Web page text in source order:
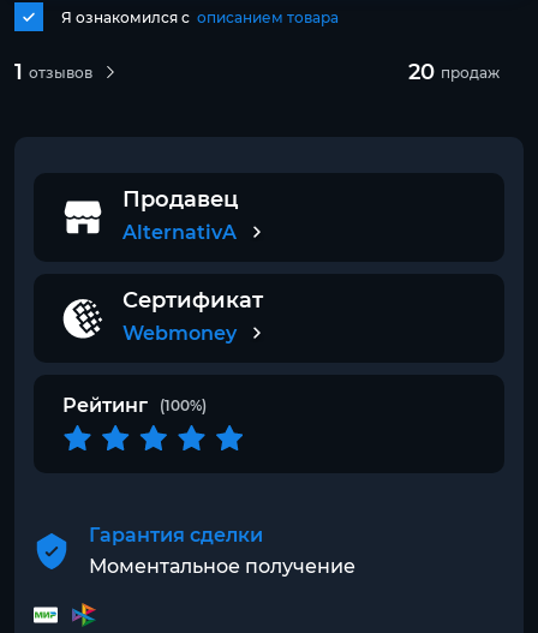
1 отзывов 20 продаж
Я ознакомился с описанием товара
Продавец
AlternativA
Сертификат
Webmoney
Рейтинг (100%)
Гарантия сделки
Моментальное получение